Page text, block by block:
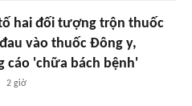
hai đối tượng trộn thuốc
vào thuốc Đông y,
cáo 'chữa bách bệnh'
2 giờ